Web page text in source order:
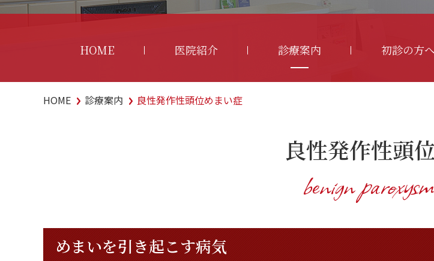
HOME 医院紹介 診療案内 初診の方へ
HOME 診療案内 良性発作性頭位めまい症
良性発作性頭
benign
めまいを引き起こす病気